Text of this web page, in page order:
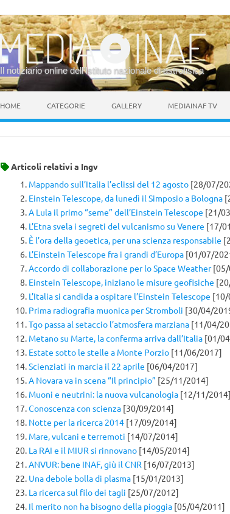
Il notiziario online dell’Istituto nazionale di astrofisica
HOME CATEGORIE GALLERY MEDIAINAF TV
Articoli relativi a Ingv
Mappando sull’Italia l’eclissi del 12 agosto[28/07/
Einstein Telescope, da lunedì il Simposio a Bologna
A Lula il primo “seme” dell’Einstein Telescope [21/
L’Etna svela i segreti del vulcanismo su Venere [17/
È l’ora della geoetica, per una scienza responsabile
L’Einstein Telescope fra i grandi d’Europa[01/07/
Accordo di collaborazione per lo Space Weather[05/
Einstein Telescope, iniziano le misure geofisiche
L’Italia si candida a ospitare l’Einstein Telescope [10/
Prima radiografia muonica per Stromboli [30/04/
Tgo passa al setaccio l’atmosfera marziana[11/04/
Metano su Marte, la conferma arriva dall’Italia[01/
Estate sotto le stelle a Monte Porzio[11/06/2017]
Scienziati in marcia il 22 aprile [06/04/2017]
A Novara va in scena “Il principio” [25/11/2014]
Muoni e neutrini: la nuova vulcanologia[12/11/2014]
Conoscenza con scienza[30/09/2014]
Notte per la ricerca 2014[17/09/2014]
Mare, vulcani e terremoti [14/07/2014]
La RAI e il MIUR si rinnovano[14/05/2014]
ANVUR: bene INAF, giù il CNR [16/07/2013]
Una debole bolla di plasma[15/01/2013]
La ricerca sul filo dei tagli [25/07/2012]
Il merito non ha bisogno della pioggia[05/04/2011]